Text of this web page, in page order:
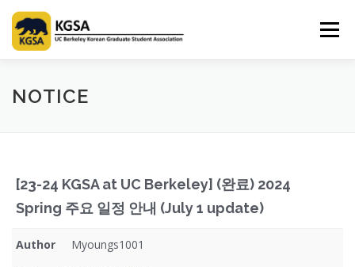
content
Menu
HOME ABOUT US
NOTICE
[23-24 KGSA at UC Berkeley] (완료) 2024
Spring 주요 일정 안내 (July 1 update)
Author Myoungs1001